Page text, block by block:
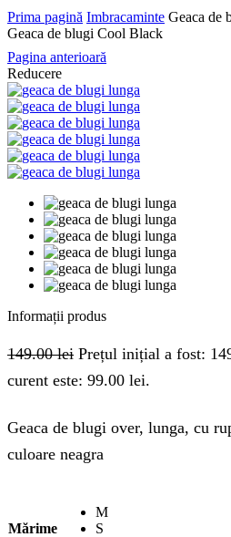
Prima pagină Imbracaminte Geaca de
Geaca de blugi Cool Black
Pagina anterioară
Reducere
Informații produs
149.00lei Prețul inițial a fost:
curent este: 99.00 lei.
Geaca de blugi over, lunga, cu
culoare neagra
Mărime
M
S